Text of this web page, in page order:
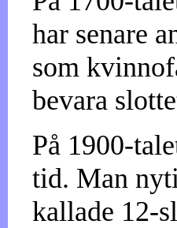
har senare
som
bevara
På 1900-
tid. Man
kallade 12-